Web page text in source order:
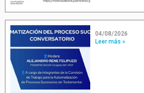
04/08/2026
Leer más »